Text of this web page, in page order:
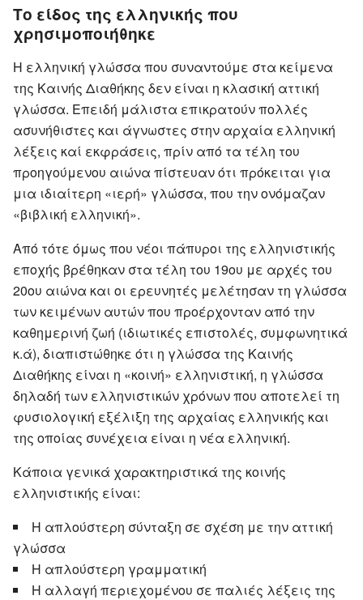
Το είδος της ελληνικής που
χρησιμοποιήθηκε
Η ελληνική γλώσσα που συναντούμε στα κείμενα
της Καινής Διαθήκης δεν είναι η κλασική αττική
γλώσσα. Επειδή μάλιστα επικρατούν πολλές
ασυνήθιστες και άγνωστες στην αρχαία ελληνική
λέξεις καί εκφράσεις, πρίν από τα τέλη του
προηγούμενου αιώνα πίστευαν ότι πρόκειται για
μια ιδιαίτερη «ιερή» γλώσσα, που την ονόμαζαν
«βιβλική ελληνική».
Από τότε όμως που νέοι πάπυροι της ελληνιστικής
εποχής βρέθηκαν στα τέλη του 19ου με αρχές του
20ου αιώνα και οι ερευνητές μελέτησαν τη γλώσσα
των κειμένων αυτών που προέρχονταν από την
καθημερινή ζωή (ιδιωτικές επιστολές, συμφωνητικά
κ.ά), διαπιστώθηκε ότι η γλώσσα της Καινής
Διαθήκης είναι η «κοινή» ελληνιστική, η γλώσσα
δηλαδή των ελληνιστικών χρόνων που αποτελεί τη
φυσιολογική εξέλιξη της αρχαίας ελληνικής και
της οποίας συνέχεια είναι η νέα ελληνική.
Κάποια γενικά χαρακτηριστικά της κοινής
ελληνιστικής είναι:
Η απλούστερη σύνταξη σε σχέση με την αττική
γλώσσα
Η απλούστερη γραμματική
Η αλλαγή περιεχομένου σε παλιές λέξεις της